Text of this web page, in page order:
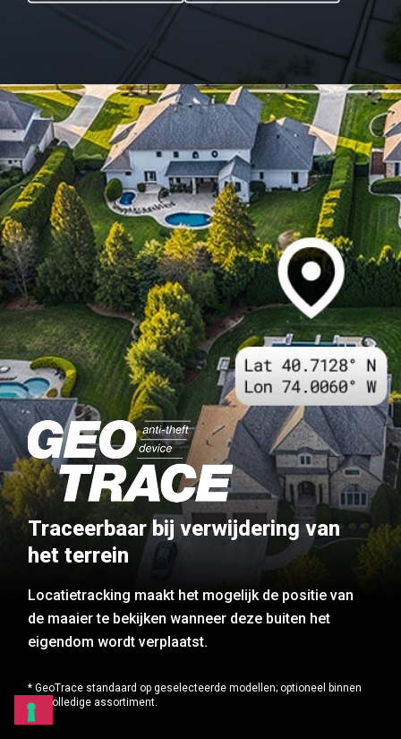
Traceerbaar bij verwijdering van
het terrein
Locatietracking maakt het mogelijk de positie van
de maaier te bekijken wanneer deze buiten het
eigendom wordt verplaatst.
* GeoTrace standaard op geselecteerde modellen; optioneel binnen
het volledige assortiment.